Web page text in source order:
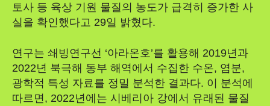
토사 등 육상 기원 물질의 농도가 급격히 증가한 사
실을 확인했다고 29일 밝혔다.
연구는 쇄빙연구선 ‘아라온호’를 활용해 2019년과
2022년 북극해 동부 해역에서 수집한 수온, 염분,
광학적 특성 자료를 정밀 분석한 결과다. 이 분석에
따르면, 2022년에는 시베리아 강에서 유래된 물질